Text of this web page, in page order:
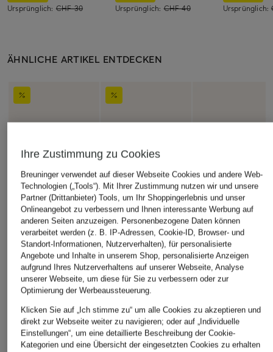
Ursprünglich: CHF 30 Ursprünglich:CHF 40 Ursprünglich:
ÄHNLICHE ARTIKEL ENTDECKEN
Ihre Zustimmung zu Cookies
Breuninger verwendet auf dieser Webseite Cookies und andere Web-
Technologien („Tools“). Mit Ihrer Zustimmung nutzen wir und unsere
Partner (Drittanbieter) Tools, um Ihr Shoppingerlebnis und unser
Onlineangebot zu verbessern und Ihnen interessante Werbung auf
anderen Seiten anzuzeigen. Personenbezogene Daten können
verarbeitet werden (z. B. IP-Adressen, Cookie-ID, Browser- und
Standort-Informationen, Nutzerverhalten), für personalisierte
Angebote und Inhalte in unserem Shop, personalisierte Anzeigen
aufgrund Ihres Nutzerverhaltens auf unserer Webseite, Analyse
unserer Webseite, um diese für Sie zu verbessern oder zur
Optimierung der Werbeaussteuerung.
Klicken Sie auf „Ich stimme zu“ um alle Cookies zu akzeptieren und
direkt zur Webseite weiter zu navigieren; oder auf „Individuelle
Einstellungen“, um eine detaillierte Beschreibung der Cookie-
Kategorien und eine Übersicht der eingesetzten Cookies zu erhalten